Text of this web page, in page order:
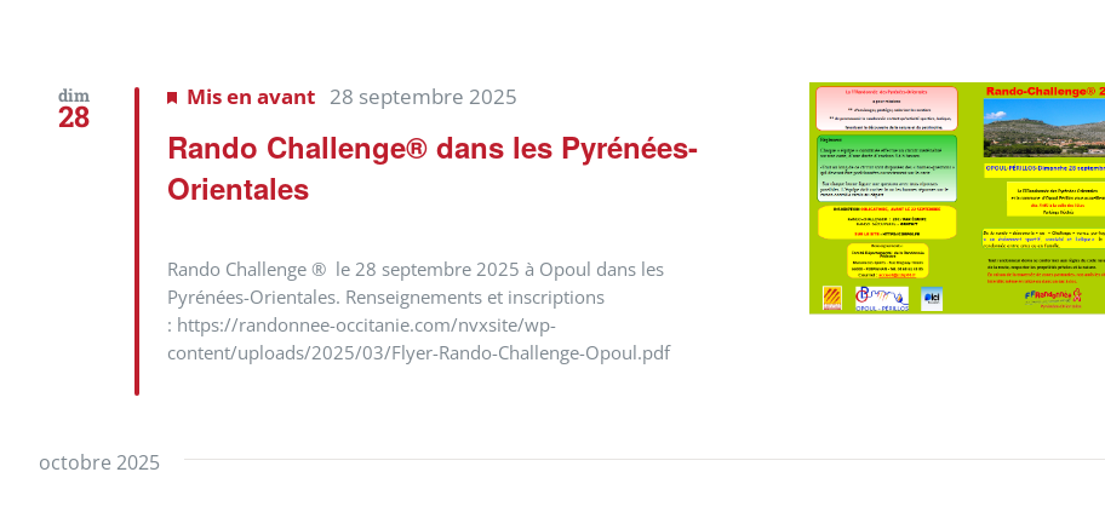
dim
28
Rando Challenge® dans les Pyrénées-
Orientales
Mis en avant 28 septembre 2025
Rando Challenge ® le 28 septembre 2025 à Opoul dans les
Pyrénées-Orientales. Renseignements et inscriptions
: https://randonnee-occitanie.com/nvxsite/wp-
content/uploads/2025/03/Flyer-Rando-Challenge-Opoul.pdf
octobre 2025